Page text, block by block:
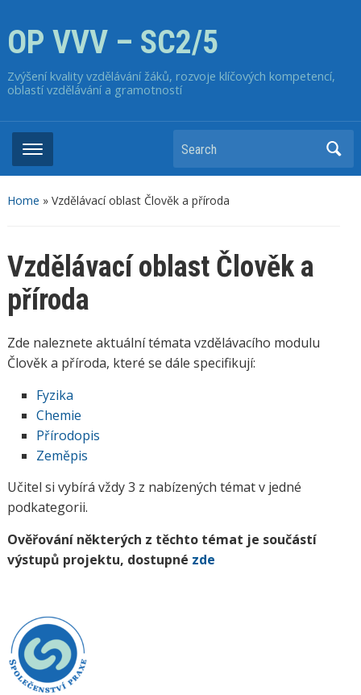
OP VVV – SC2/5
Zvýšení kvality vzdělávání žáků, rozvoje klíčových kompetencí,
oblastí vzdělávání a gramotností
Home » Vzdělávací oblast Člověk a příroda
Vzdělávací oblast Člověk a
příroda
Zde naleznete aktuální témata vzdělávacího modulu
Člověk a příroda, které se dále specifikují:
Fyzika
Chemie
Přírodopis
Zeměpis
Učitel si vybírá vždy 3 z nabízených témat v jedné
podkategorii.
Ověřování některých z těchto témat je součástí
výstupů projektu, dostupné zde